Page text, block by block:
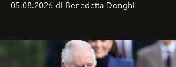
05.08.2026 di Benedetta Donghi